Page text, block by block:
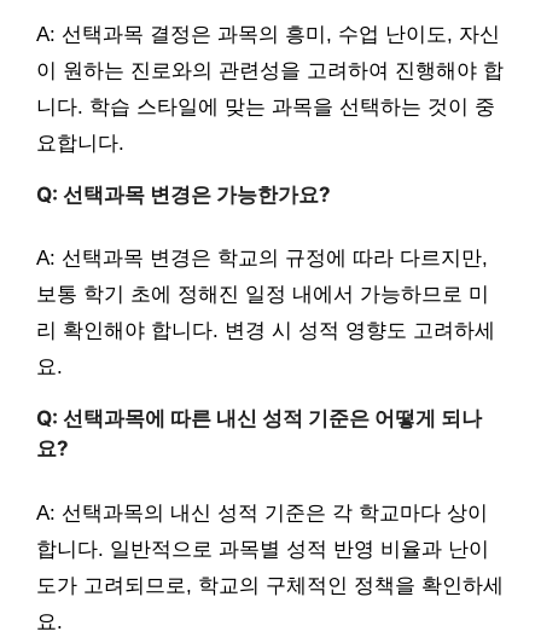
A: 선택과목 결정은 과목의 흥미, 수업 난이도, 자신
이 원하는 진로와의 관련성을 고려하여 진행해야 합
니다. 학습 스타일에 맞는 과목을 선택하는 것이 중
요합니다.
Q: 선택과목 변경은 가능한가요?
A: 선택과목 변경은 학교의 규정에 따라 다르지만,
보통 학기 초에 정해진 일정 내에서 가능하므로 미
리 확인해야 합니다. 변경 시 성적 영향도 고려하세
요.
Q: 선택과목에 따른 내신 성적 기준은 어떻게 되나
요?
A: 선택과목의 내신 성적 기준은 각 학교마다 상이
합니다. 일반적으로 과목별 성적 반영 비율과 난이
도가 고려되므로, 학교의 구체적인 정책을 확인하세
요.